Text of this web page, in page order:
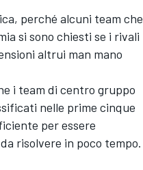
perché alcuni team che
si sono chiesti se i rivali
altrui man mano
i team di centro gruppo
nelle prime cinque
per essere
risolvere in poco tempo.